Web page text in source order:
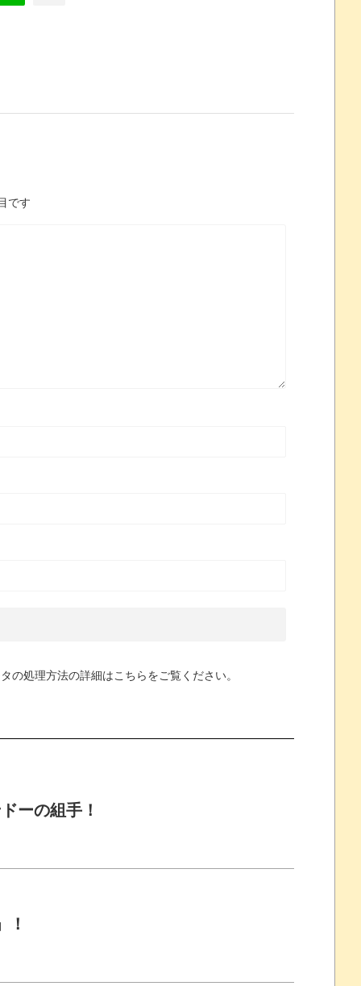
です
の処理方法の詳細はこちらをご覧ください。
ーの組手！
！